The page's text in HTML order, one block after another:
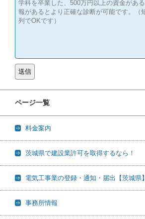
ページ一覧
料金案内
茨城県で建設業許可を取得するなら！
電気工事業の登録・通知・届出【茨城県】
事務所情報